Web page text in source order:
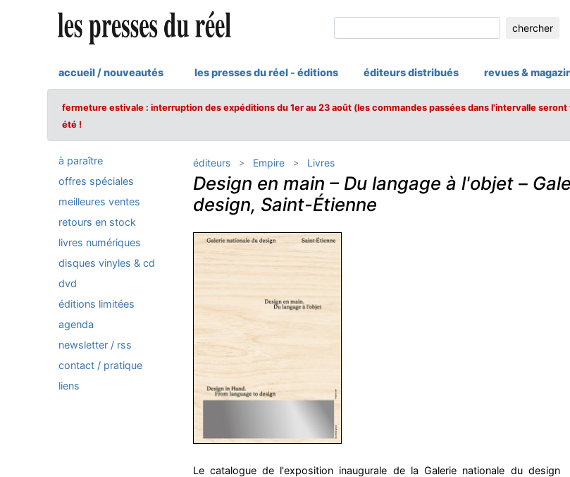
chercher
accueil / nouveautés les presses du réel - éditions éditeurs distribués revues &
fermeture estivale : interruption des expéditions du 1er au 23 août (les commandes passées dans l'intervalle
été !
à paraître
offres spéciales
meilleures ventes
retours en stock
livres numériques
disques vinyles & cd
dvd
éditions limitées
agenda
newsletter / rss
contact / pratique
liens
éditeurs Empire Livres
Design en main – Du langage à l'objet–
design, Saint-Étienne
Le catalogue de l'exposition inaugurale de la Galerie nationale du design